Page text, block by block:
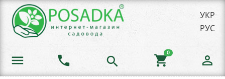
УКР
РУС
menu phone search shopping_cart
0
person_outline